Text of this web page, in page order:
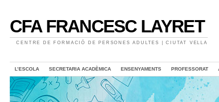
CFA FRANCESC LAYRET
CENTRE DE FORMACIÓ DE PERSONES ADULTES | CIUTAT VELLA
L’ESCOLA SECRETARIA ACADÈMICA ENSENYAMENTS PROFESSORAT